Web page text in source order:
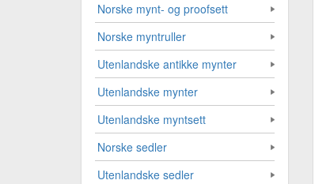
Norske mynt- og proofsett
Norske myntruller
Utenlandske antikke mynter
Utenlandske mynter
Utenlandske myntsett
Norske sedler
Utenlandske sedler